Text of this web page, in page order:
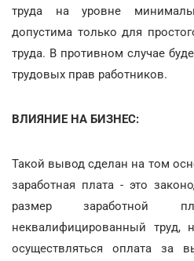
труда на уровне
допустима только для
труда. В противном случае
трудовых прав работников.
ВЛИЯНИЕ НА БИЗНЕС:
Такой вывод сделан на том
заработная плата - это
размер заработной
неквалифицированный труд,
осуществляться оплата за